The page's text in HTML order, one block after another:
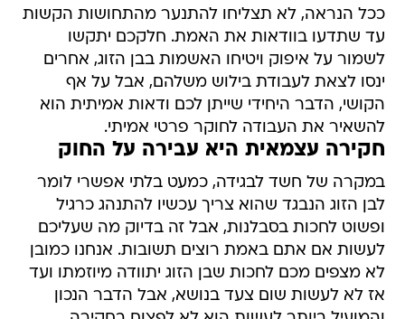
ככל הנראה, לא תצליחו להתנער מהתחושות הקשות
עד שתדעו בוודאות את האמת. חלקכם יתקשו
לשמור על איפוק ויטיחו האשמות בבן הזוג, אחרים
ינסו לצאת לעבודת בילוש משלהם, אבל על אף
הקושי, הדבר היחידי שייתן לכם ודאות אמיתית הוא
להשאיר את העבודה לחוקר פרטי אמיתי.
חקירה עצמאית היא עבירה על החוק
במקרה של חשד לבגידה, כמעט בלתי אפשרי לומר
לבן הזוג הנבגד שהוא צריך עכשיו להתנהג כרגיל
ופשוט לחכות בסבלנות, אבל זה בדיוק מה שעליכם
לעשות אם אתם באמת רוצים תשובות. אנחנו כמובן
לא מצפים מכם לחכות שבן הזוג יתוודה מיוזמתו ועד
אז לא לעשות שום צעד בנושא, אבל הדבר הנכון